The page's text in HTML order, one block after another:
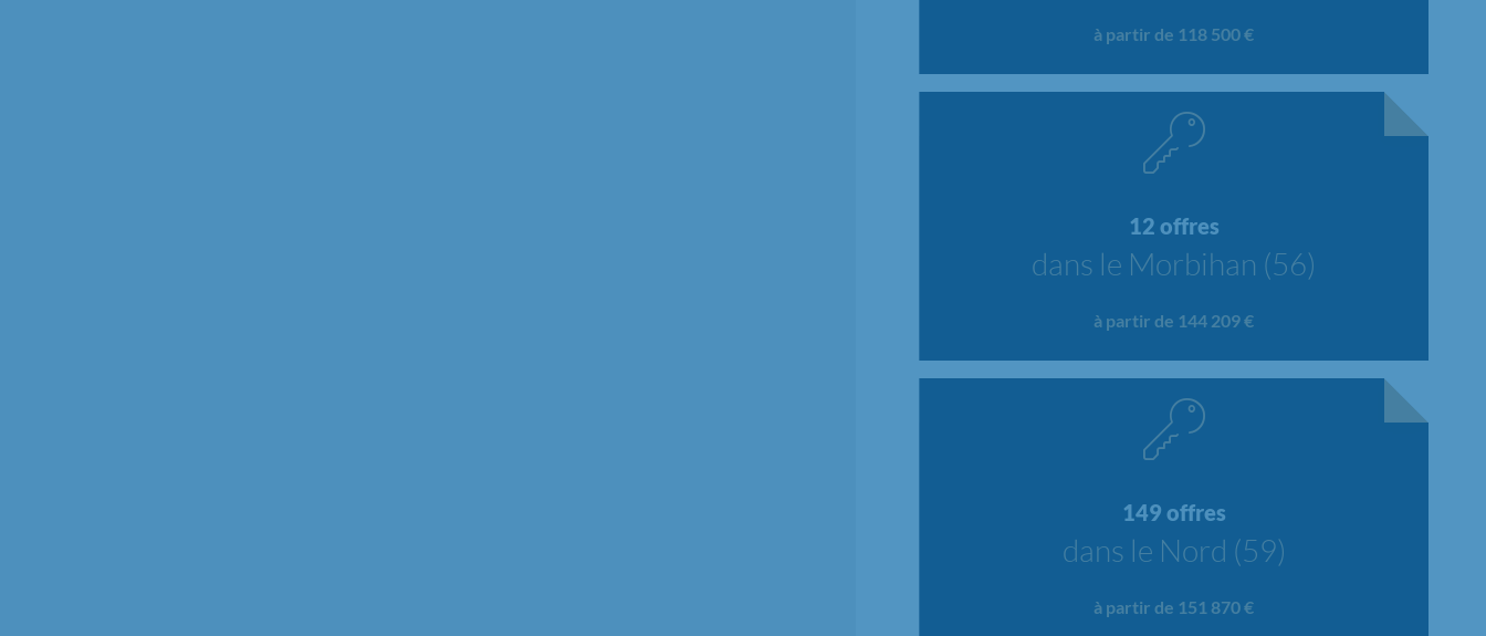
à partir de 118 500 €
12 offres
dans le Morbihan (56)
à partir de 144 209 €
149 offres
dans le Nord (59)
à partir de 151 870 €